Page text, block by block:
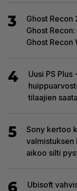
3
Ghost Recon
Ghost
Ghost
4
Uusi PS
tilaajien
5
Sony kertoo
valmistuksen
aikoo silti
Ubisoft